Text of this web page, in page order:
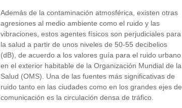
Además de la contaminación atmosférica, existen otras
agresiones al medio ambiente como el ruido y las
vibraciones, estos agentes físicos son perjudiciales para
la salud a partir de unos niveles de 50-55 decibelios
(dB), de acuerdo a los valores guía para el ruido urbano
en el exterior habitable de la Organización Mundial de la
Salud (OMS). Una de las fuentes más significativas de
ruido tanto en las ciudades como en los grandes ejes de
comunicación es la circulación densa de tráfico.